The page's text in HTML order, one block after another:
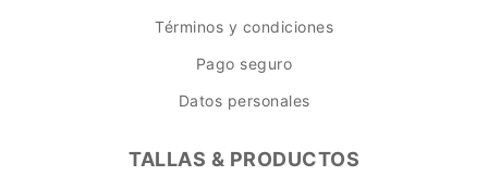
Términos y condiciones
Pago seguro
Datos personales
TALLAS & PRODUCTOS